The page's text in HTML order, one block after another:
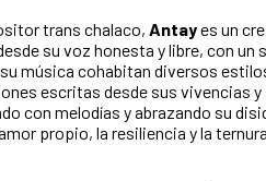
trans chalaco, Antayes un
su voz honesta y libre, con un
música cohabitan diversos
escritas desde sus vivencias
con melodías y abrazando su
propio, la resiliencia y la